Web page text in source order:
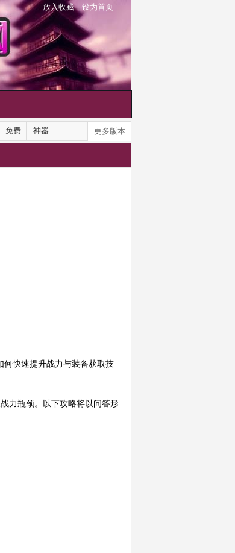
放入收藏 设为首页
免费 神器 更多版本
何快速提升战力与装备获取技
力瓶颈。以下攻略将以问答形